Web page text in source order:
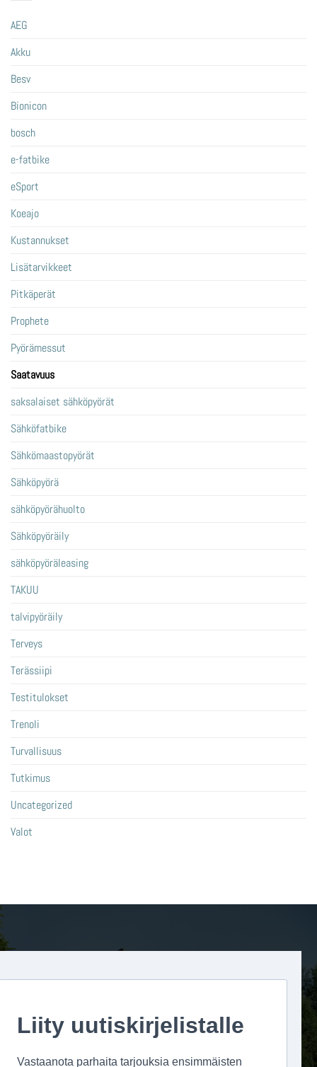
AEG
Akku
Besv
Bionicon
bosch
e-fatbike
eSport
Koeajo
Kustannukset
Lisätarvikkeet
Pitkäperät
Prophete
Pyörämessut
Saatavuus
saksalaiset sähköpyörät
Sähköfatbike
Sähkömaastopyörät
Sähköpyörä
sähköpyörähuolto
Sähköpyöräily
sähköpyöräleasing
TAKUU
talvipyöräily
Terveys
Terässiipi
Testitulokset
Trenoli
Turvallisuus
Tutkimus
Uncategorized
Valot